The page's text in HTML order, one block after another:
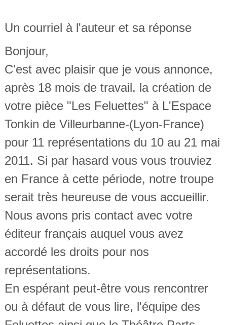
Un courriel à l'auteur et sa réponse
Bonjour,
C'est avec plaisir que je vous annonce,
après 18 mois de travail, la création de
votre pièce "Les Feluettes" à L'Espace
Tonkin de Villeurbanne-(Lyon-France)
pour 11 représentations du 10 au 21 mai
2011. Si par hasard vous vous trouviez
en France à cette période, notre troupe
serait très heureuse de vous accueillir.
Nous avons pris contact avec votre
éditeur français auquel vous avez
accordé les droits pour nos
représentations.
En espérant peut-être vous rencontrer
ou à défaut de vous lire, l'équipe des